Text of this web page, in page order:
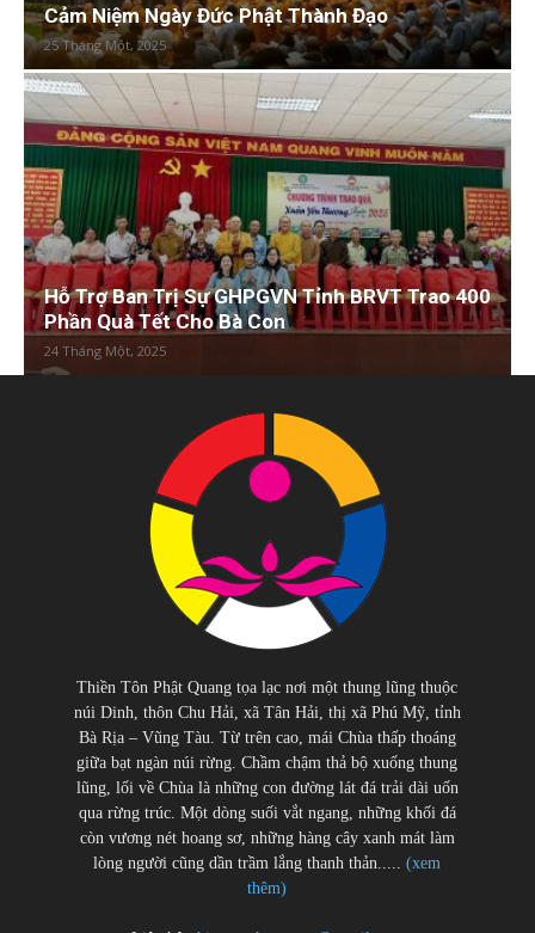
Cảm Niệm Ngày Đức Phật Thành Đạo
25 Tháng Một, 2025
Hỗ Trợ Ban Trị Sự GHPGVN Tỉnh BRVT Trao 400
Phần Quà Tết Cho Bà Con
24 Tháng Một, 2025
Thiền Tôn Phật Quang tọa lạc nơi một thung lũng thuộc
núi Dinh, thôn Chu Hải, xã Tân Hải, thị xã Phú Mỹ, tỉnh
Bà Rịa – Vũng Tàu. Từ trên cao, mái Chùa thấp thoáng
giữa bạt ngàn núi rừng. Chầm chậm thả bộ xuống thung
lũng, lối về Chùa là những con đường lát đá trải dài uốn
qua rừng trúc. Một dòng suối vắt ngang, những khối đá
còn vương nét hoang sơ, những hàng cây xanh mát làm
lòng người cũng dần trầm lắng thanh thản.....(xem
thêm)